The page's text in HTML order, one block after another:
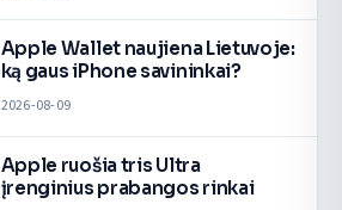
Apple Wallet naujiena Lietuvoje:
ką gaus iPhone savininkai?
2026-08-09
Apple ruošia tris Ultra
įrenginius prabangos rinkai